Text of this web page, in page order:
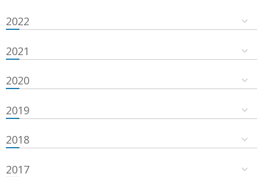
2022
2021
2020
2019
2018
2017